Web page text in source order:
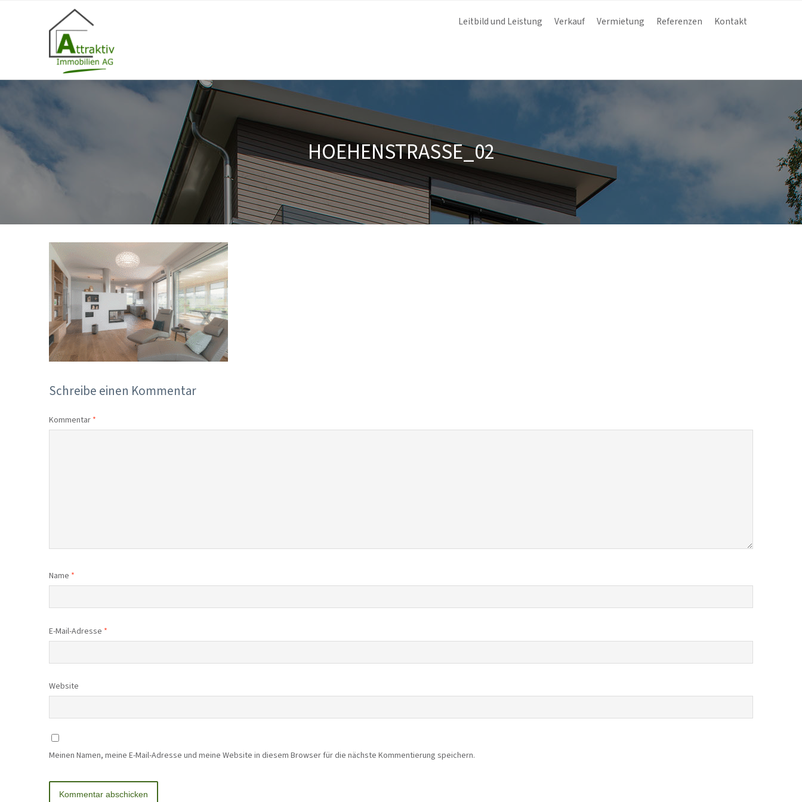
Leitbild und Leistung Verkauf Vermietung Referenzen Kontakt
HOEHENSTRASSE_02
Schreibe einen Kommentar
Kommentar *
Name *
E-Mail-Adresse *
Website
Meinen Namen, meine E-Mail-Adresse und meine Website in diesem Browser für die nächste Kommentierung speichern.